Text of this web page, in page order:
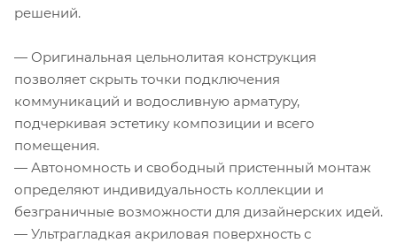
решений.
— Оригинальная цельнолитая конструкция
позволяет скрыть точки подключения
коммуникаций и водосливную арматуру,
подчеркивая эстетику композиции и всего
помещения.
— Автономность и свободный пристенный монтаж
определяют индивидуальность коллекции и
безграничные возможности для дизайнерских идей.
— Ультрагладкая акриловая поверхность с